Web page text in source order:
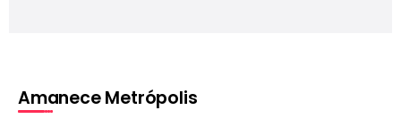
Amanece Metrópolis